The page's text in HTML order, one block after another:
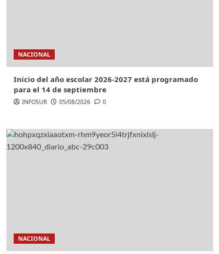
NACIONAL
Inicio del año escolar 2026-2027 está programado
para el 14 de septiembre
INFOSUR 05/08/2026 0
NACIONAL